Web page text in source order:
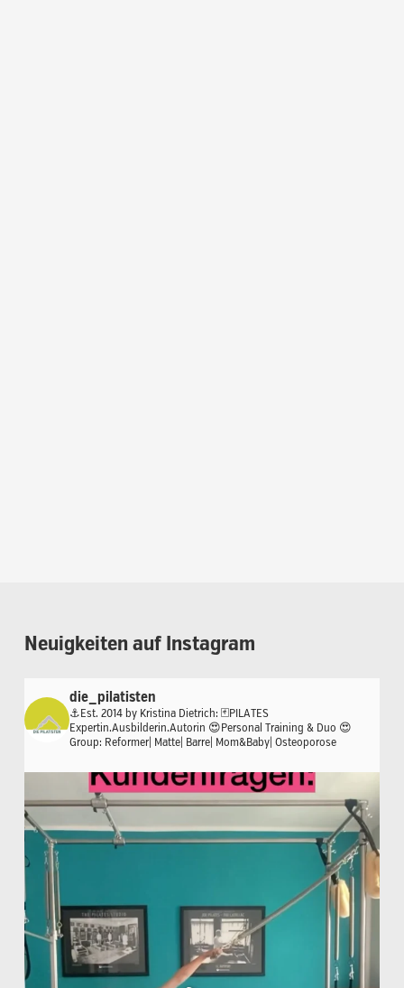
Neuigkeiten auf Instagram
die_pilatisten
⚓️Est. 2014 by Kristina Dietrich: 🃏PILATES
Expertin.Ausbilderin.Autorin 😍Personal Training & Duo 😍
Group: Reformer| Matte| Barre| Mom&Baby| Osteoporose